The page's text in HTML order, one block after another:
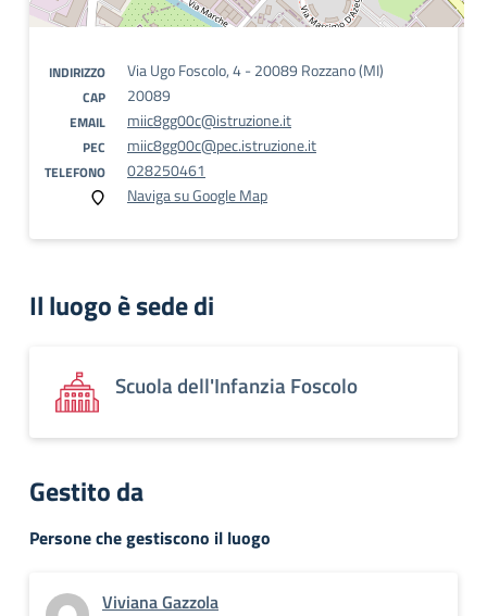
INDIRIZZO Via Ugo Foscolo, 4 - 20089 Rozzano (MI)
CAP 20089
EMAIL miic8gg00c@istruzione.it
PEC miic8gg00c@pec.istruzione.it
TELEFONO
028250461
Naviga su Google Map
Il luogo è sede di
Scuola dell'Infanzia Foscolo
Gestito da
Persone che gestiscono il luogo
Viviana Gazzola